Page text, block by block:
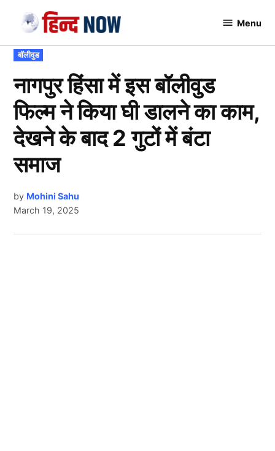
content
Menu
POSTED
IN
बॉलीवुड
नागपुर हिंसा में इस बॉलीवुड
फिल्म ने किया घी डालने का काम,
देखने के बाद 2 गुटों में बंटा
समाज
by Mohini Sahu
March 19, 2025